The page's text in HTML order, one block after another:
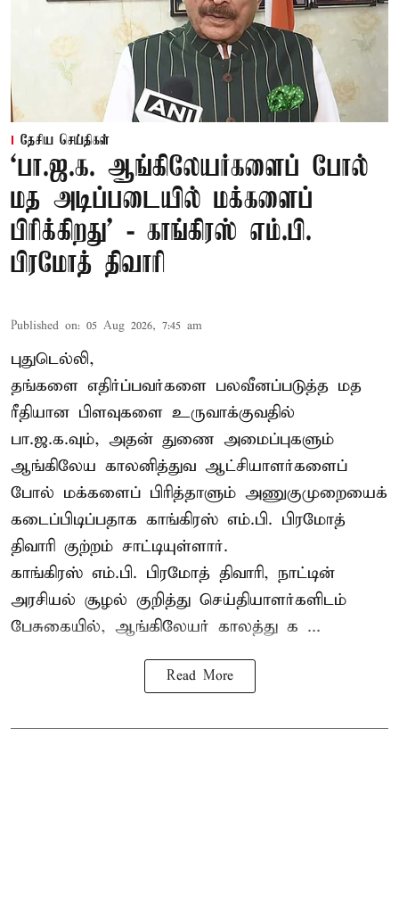
தேசிய செய்திகள்
‘பா.ஜ.க. ஆங்கிலேயர்களைப் போல்
மத அடிப்படையில் மக்களைப்
பிரிக்கிறது’ - காங்கிரஸ் எம்.பி.
பிரமோத் திவாரி
Published on: 05 Aug 2026, 7:45 am
புதுடெல்லி,
தங்களை எதிர்ப்பவர்களை பலவீனப்படுத்த மத
ரீதியான பிளவுகளை உருவாக்குவதில்
பா.ஜ.க.வும், அதன் துணை அமைப்புகளும்
ஆங்கிலேய காலனித்துவ ஆட்சியாளர்களைப்
போல் மக்களைப் பிரித்தாளும் அணுகுமுறையைக்
கடைப்பிடிப்பதாக காங்கிரஸ் எம்.பி. பிரமோத்
திவாரி குற்றம் சாட்டியுள்ளார்.
காங்கிரஸ் எம்.பி. பிரமோத் திவாரி, நாட்டின்
அரசியல் சூழல் குறித்து செய்தியாளர்களிடம்
பேசுகையில், ஆங்கிலேயர் காலத்து க ...
Read More